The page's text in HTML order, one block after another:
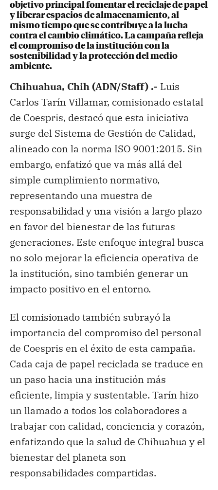
objetivo principal fomentar el reciclaje de papel
y liberar espacios de almacenamiento, al
mismo tiempo que se contribuye a la lucha
contra el cambio climático. La campaña refleja
el compromiso de la institución con la
sostenibilidad y la protección del medio
ambiente.
Chihuahua, Chih (ADN/Staff) .- Luis
Carlos Tarín Villamar, comisionado estatal
de Coespris, destacó que esta iniciativa
surge del Sistema de Gestión de Calidad,
alineado con la norma ISO 9001:2015. Sin
embargo, enfatizó que va más allá del
simple cumplimiento normativo,
representando una muestra de
responsabilidad y una visión a largo plazo
en favor del bienestar de las futuras
generaciones. Este enfoque integral busca
no solo mejorar la eficiencia operativa de
la institución, sino también generar un
impacto positivo en el entorno.
El comisionado también subrayó la
importancia del compromiso del personal
de Coespris en el éxito de esta campaña.
Cada caja de papel reciclada se traduce en
un paso hacia una institución más
eficiente, limpia y sustentable. Tarín hizo
un llamado a todos los colaboradores a
trabajar con calidad, conciencia y corazón,
enfatizando que la salud de Chihuahua y el
bienestar del planeta son
responsabilidades compartidas.